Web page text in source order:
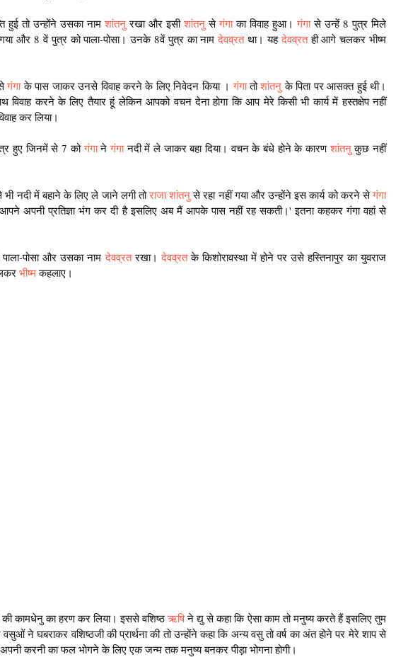
हुई तो उन्होंने उसका नाम शांतनु रखा और इसी शांतनु से गंगा का विवाह हुआ। गंगा से उन्हें 8 पुत्र मिले
गया और 8 वें पुत्र को पाला-पोसा। उनके 8वें पुत्र का नाम देवव्रत था। यह देवव्रत ही आगे चलकर भीष्म
गंगा के पास जाकर उनसे विवाह करने के लिए निवेदन किया । गंगा तो शांतनु के पिता पर आसक्त हुई थी।
करने के लिए तैयार हूं लेकिन आपको वचन देना होगा कि आप मेरे किसी भी कार्य में हस्तक्षेप नहीं
कर लिया।
हुए जिनमें से 7 को गंगा ने गंगा नदी में ले जाकर बहा दिया। वचन के बंधे होने के कारण शांतनु कुछ नहीं
नदी में बहाने के लिए ले जाने लगी तो राजा शांतनु से रहा नहीं गया और उन्होंने इस कार्य को करने से गंगा
अपनी प्रतिज्ञा भंग कर दी है इसलिए अब मैं आपके पास नहीं रह सकती।' इतना कहकर गंगा वहां से
पोसा और उसका नाम देवव्रत रखा। देवव्रत के किशोरावस्था में होने पर उसे हस्तिनापुर का युवराज
भीष्म कहलाए।
कामधेनु का हरण कर लिया। इससे वशिष्ठ ऋषि ने द्यु से कहा कि ऐसा काम तो मनुष्य करते हैं इसलिए तुम
ने घबराकर वशिष्ठजी की प्रार्थना की तो उन्होंने कहा कि अन्य वसु तो वर्ष का अंत होने पर मेरे शाप से
करनी का फल भोगने के लिए एक जन्म तक मनुष्य बनकर पीड़ा भोगना होगी।